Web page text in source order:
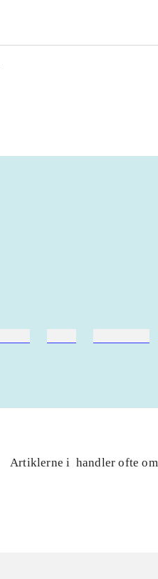
Artiklerne i handler ofte om